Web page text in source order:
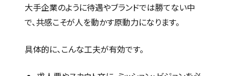
大手企業のように待遇やブランドでは勝てない中
で、共感こそが人を動かす原動力になります。
具体的に、こんな工夫が有効です。